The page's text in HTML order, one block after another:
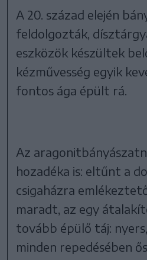
A 20. század elején
feldolgozták,
eszközök készültek
kézművesség egyik
fontos ága épült rá.
Az
hozadéka is: eltűnt a
csigaházra
maradt, az egy
tovább épülő táj:
minden repedésében